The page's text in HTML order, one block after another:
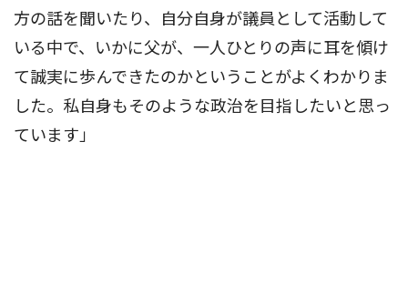
方の話を聞いたり、自分自身が議員として活動して
いる中で、いかに父が、一人ひとりの声に耳を傾け
て誠実に歩んできたのかということがよくわかりま
した。私自身もそのような政治を目指したいと思っ
ています」